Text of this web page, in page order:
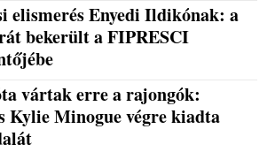
elismerés Enyedi Ildikónak: a
bekerült a FIPRESCI
vártak erre a rajongók:
Kylie Minogue végre kiadta